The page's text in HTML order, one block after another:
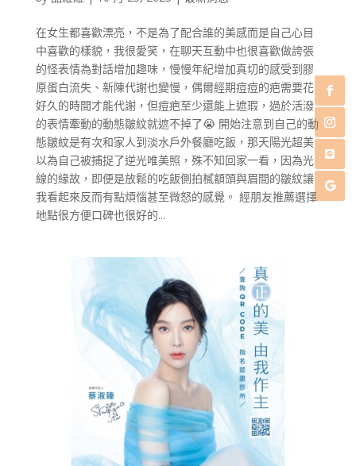
在女生都喜歡漂亮，不是為了配合誰的美感而是自己心目
中喜歡的樣貌，我很愛笑，在聊天互動中也很喜歡做誇張
的怪表情為對話增加趣味，慢慢年紀增加真切的感受到膠
原蛋白流失、新陳代謝也變慢，偶爾經期痘痘的疤需要花
好久的時間才能代謝，但痘疤至少還能上遮瑕，過於活潑
的表情牽動的動態皺紋就遮不掉了😭 開始注意到自己的動
態皺紋是有次和家人到淡水戶外餐廳吃飯，那天陽光超美
以為自己被捕捉了逆光唯美照，殊不知回家一看，因為光
線的緣故，即便是放鬆的吃飯側拍樲額頭與眉間的皺紋讓
我看起來反而有點煩惱甚至微怒的感覺。 經朋友推薦選擇
地點很方便口碑也很好的...